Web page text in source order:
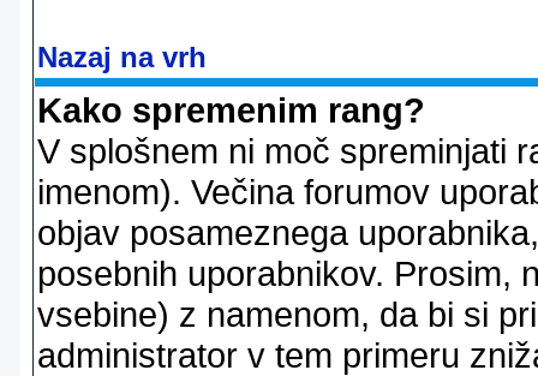
Nazaj na vrh
Kako spremenim rang?
V splošnem ni moč spreminjati
imenom). Večina forumov
objav posameznega
posebnih uporabnikov. Prosim,
vsebine) z namenom, da bi si
administrator v tem primeru